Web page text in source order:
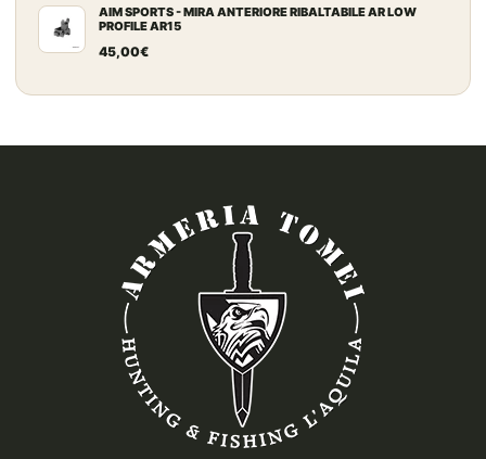
AIM SPORTS - MIRA ANTERIORE RIBALTABILE AR LOW
PROFILE AR15
45,00€